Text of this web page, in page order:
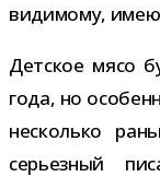
видимому,
Детское мясо
года, но
несколько
серьез­ный